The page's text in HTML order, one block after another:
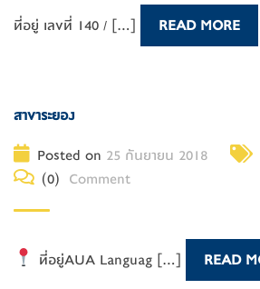
ที่อยู่ เลขที่ 140 / [...] READ MORE
สาขาระยอง
Posted on 25 กันยายน 2018
(0) Comment
ที่อยู่AUA Languag [...] READ